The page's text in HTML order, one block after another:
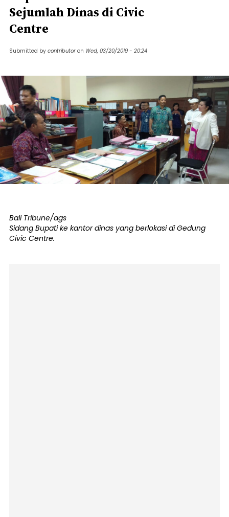
Sejumlah Dinas di Civic
Centre
Submitted by contributor on Wed, 03/20/2019 - 20:24
Bali Tribune/ags
Sidang Bupati ke kantor dinas yang berlokasi di Gedung
Civic Centre.